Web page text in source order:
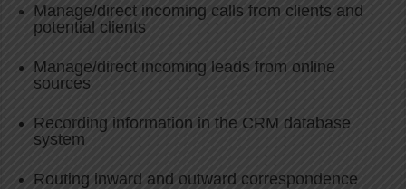
Manage/direct incoming calls from clients and
potential clients
Manage/direct incoming leads from online
sources
Recording information in the CRM database
system
Routing inward and outward correspondence